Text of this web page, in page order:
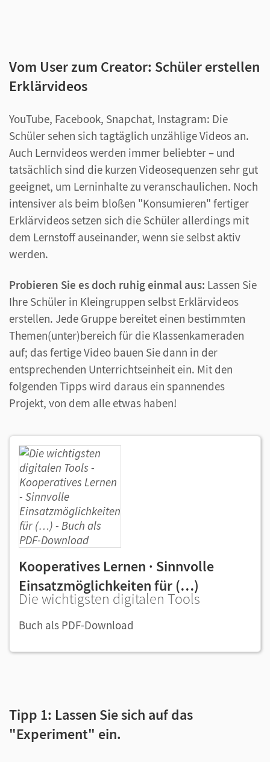
Vom User zum Creator: Schüler erstellen
Erklärvideos
YouTube, Facebook, Snapchat, Instagram: Die
Schüler sehen sich tagtäglich unzählige Videos an.
Auch Lernvideos werden immer beliebter – und
tatsächlich sind die kurzen Videosequenzen sehr gut
geeignet, um Lerninhalte zu veranschaulichen. Noch
intensiver als beim bloßen "Konsumieren" fertiger
Erklärvideos setzen sich die Schüler allerdings mit
dem Lernstoff auseinander, wenn sie selbst aktiv
werden.
Probieren Sie es doch ruhig einmal aus: Lassen Sie
Ihre Schüler in Kleingruppen selbst Erklärvideos
erstellen. Jede Gruppe bereitet einen bestimmten
Themen(unter)bereich für die Klassenkameraden
auf; das fertige Video bauen Sie dann in der
entsprechenden Unterrichtseinheit ein. Mit den
folgenden Tipps wird daraus ein spannendes
Projekt, von dem alle etwas haben!
Kooperatives Lernen · Sinnvolle
Einsatzmöglichkeiten für (…)
Die wichtigsten digitalen Tools
Buch als PDF-Download
Tipp 1: Lassen Sie sich auf das
"Experiment" ein.